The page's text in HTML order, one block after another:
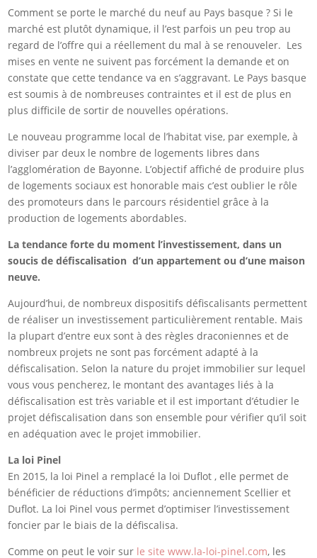
Comment se porte le marché du neuf au Pays basque ? Si le
marché est plutôt dynamique, il l’est parfois un peu trop au
regard de l’offre qui a réellement du mal à se renouveler. Les
mises en vente ne suivent pas forcément la demande et on
constate que cette tendance va en s’aggravant. Le Pays basque
est soumis à de nombreuses contraintes et il est de plus en
plus difficile de sortir de nouvelles opérations.
Le nouveau programme local de l’habitat vise, par exemple, à
diviser par deux le nombre de logements Iibres dans
l’agglomération de Bayonne. L’objectif affiché de produire plus
de logements sociaux est honorable mais c’est oublier le rôle
des promoteurs dans le parcours résidentiel grâce à la
production de logements abordables.
La tendance forte du moment l’investissement, dans un
soucis de défiscalisation d’un appartement ou d’une maison
neuve.
Aujourd’hui, de nombreux dispositifs défiscalisants permettent
de réaliser un investissement particulièrement rentable. Mais
la plupart d’entre eux sont à des règles draconiennes et de
nombreux projets ne sont pas forcément adapté à la
défiscalisation. Selon la nature du projet immobilier sur lequel
vous vous pencherez, le montant des avantages liés à la
défiscalisation est très variable et il est important d’étudier le
projet défiscalisation dans son ensemble pour vérifier qu’il soit
en adéquation avec le projet immobilier.
La loi Pinel
En 2015, la loi Pinel a remplacé la loi Duflot , elle permet de
bénéficier de réductions d’impôts; anciennement Scellier et
Duflot. La loi Pinel vous permet d’optimiser l’investissement
foncier par le biais de la défiscalisa.
Comme on peut le voir sur le site www.la-loi-pinel.com, les